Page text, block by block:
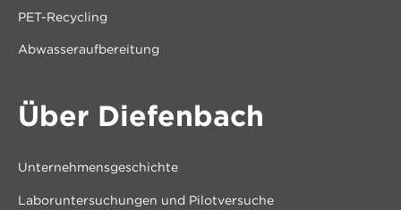
PET-Recycling
Abwasseraufbereitung
Über Diefenbach
Unternehmensgeschichte
Laboruntersuchungen und Pilotversuche